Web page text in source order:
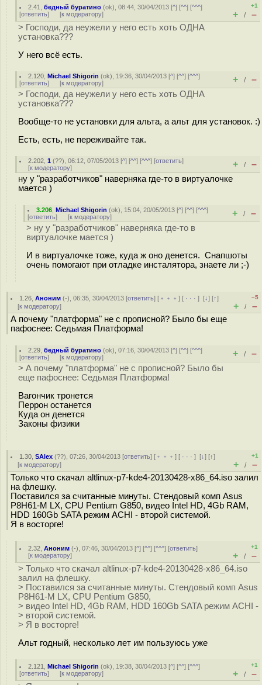
2.41 ,бедный буратино (ok), 08:44, 30/04/2013 [^] [^^] [^^^]
[ответить] [к модератору]
+1
+ / –
> Господи, да неужели у него есть хоть ОДНА
установка???
У него всё есть.
2.120 ,Michael Shigorin (ok), 19:36, 30/04/2013 [^] [^^] [^^^]
[ответить] [к модератору] + / –
> Господи, да неужели у него есть хоть ОДНА
установка???
Вообще-то не установки для альта, а альт для установок. :)
Есть, есть, не переживайте так.
2.202 ,1 (??), 06:12, 07/05/2013 [^] [^^] [^^^] [ответить]
[к модератору] + / –
ну у "разработчиков" наверняка где-то в виртуалочке
мается )
3.206 ,Michael Shigorin (ok), 15:04, 20/05/2013 [^] [^^] [^^^]
[ответить] [к модератору] + / –
> ну у "разработчиков" наверняка где-то в
виртуалочке мается )
И в виртуалочке тоже, куда ж оно денется. Снапшоты
очень помогают при отладке инсталятора, знаете ли ;-)
1.26 ,Аноним (-), 06:35, 30/04/2013 [ответить] [ ﹢﹢﹢] [ · · ·][↓] [↑]
[к модератору]
–5
+ / –
А почему "платформа" не с прописной? Было бы еще
пафоснее: Седьмая Платформа!
2.29 ,бедный буратино (ok), 07:16, 30/04/2013 [^] [^^] [^^^]
[ответить] [к модератору] + / –
> А почему "платформа" не с прописной? Было бы
еще пафоснее: Седьмая Платформа!
Вагончик тронется
Перрон останется
Куда он денется
Законы физики
1.30 ,SAlex (??), 07:26, 30/04/2013 [ответить] [ ﹢﹢﹢] [ · · ·][↓] [↑]
[к модератору]
+1
+ / –
Только что скачал altlinux-p7-kde4-20130428-x86_64.iso залил
на флешку.
Поставился за считанные минуты. Стендовый комп Asus
P8H61-M LX, CPU Pentium G850, видео Intel HD, 4Gb RAM,
HDD 160Gb SATA режим ACHI - второй системой.
Я в восторге!
2.32 ,Аноним (-), 07:46, 30/04/2013 [^] [^^] [^^^] [ответить]
[к модератору]
+1
+ / –
> Только что скачал altlinux-p7-kde4-20130428-x86_64.iso
залил на флешку.
> Поставился за считанные минуты. Стендовый комп Asus
P8H61-M LX, CPU Pentium G850,
> видео Intel HD, 4Gb RAM, HDD 160Gb SATA режим ACHI -
> второй системой.
> Я в восторге!
Альт годный, несколько лет им пользуюсь уже
2.121 ,Michael Shigorin (ok), 19:38, 30/04/2013 [^] [^^] [^^^]
[ответить] [к модератору]
+1
+ / –